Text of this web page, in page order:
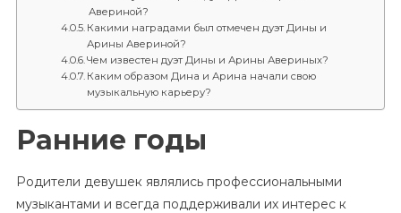
Авериной?
Какими наградами был отмечен дуэт Дины и
Арины Авериной?
Чем известен дуэт Дины и Арины Авериных?
Каким образом Дина и Арина начали свою
музыкальную карьеру?
Ранние годы
Родители девушек являлись профессиональными
музыкантами и всегда поддерживали их интерес к